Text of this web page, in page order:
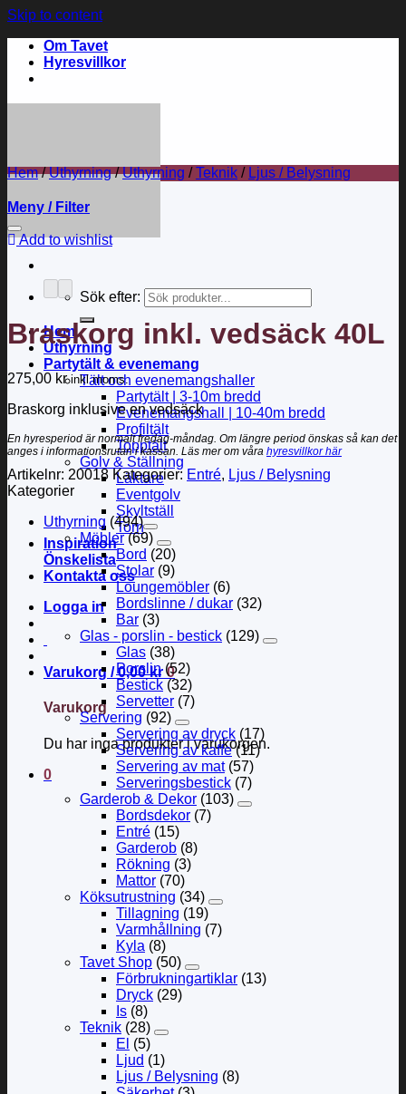
Skip to content
Om Tavet
Hyresvillkor
Sök efter:
Hem
Uthyrning
Partytält & evenemang
Tält och evenemangshaller
Partytält | 3-10m bredd
Evenemangshall | 10-40m bredd
Profiltält
Topptält
Golv & Ställning
Läktare
Eventgolv
Skyltställ
Torn
Inspiration
Önskelista
Kontakta oss
Logga in
Varukorg /0,00kr 0
Varukorg
Du har inga produkter i varukorgen.
0
Hem / Uthyrning / Uthyrning / Teknik / Ljus / Belysning
Meny / Filter
Add to wishlist
Braskorg inkl. vedsäck 40L
275,00 kr inkl moms.
Braskorg inklusive en vedsäck
En hyresperiod är normalt fredag-måndag. Om längre period önskas så kan det
anges i informationsrutan i kassan. Läs mer om våra hyresvillkor här
Artikelnr: 20018 Kategorier: Entré, Ljus / Belysning
Kategorier
Uthyrning (494)
Möbler (69)
Bord (20)
Stolar (9)
Loungemöbler (6)
Bordslinne / dukar (32)
Bar (3)
Glas - porslin - bestick (129)
Glas (38)
Porslin (52)
Bestick (32)
Servetter (7)
Servering (92)
Servering av dryck (17)
Servering av kaffe (11)
Servering av mat (57)
Serveringsbestick (7)
Garderob & Dekor (103)
Bordsdekor (7)
Entré (15)
Garderob (8)
Rökning (3)
Mattor (70)
Köksutrustning (34)
Tillagning (19)
Varmhållning (7)
Kyla (8)
Tavet Shop (50)
Förbrukningartiklar (13)
Dryck (29)
Is (8)
Teknik (28)
El (5)
Ljud (1)
Ljus / Belysning (8)